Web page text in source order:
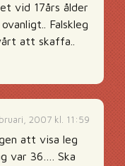
vid 17års ålder
Falskleg
att skaffa..
2007 kl. 11:59
att visa leg
var 36…. Ska